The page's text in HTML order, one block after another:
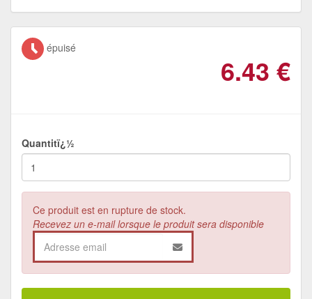
épuisé
6.43 €
Quantitï¿½
Ce produit est en rupture de stock.
Recevez un e-mail lorsque le produit sera disponible